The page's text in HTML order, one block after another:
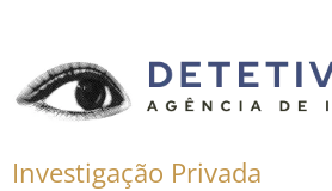
Investigação Privada